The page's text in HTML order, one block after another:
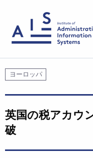
ヨーロッパ
英国の税アカウ
破